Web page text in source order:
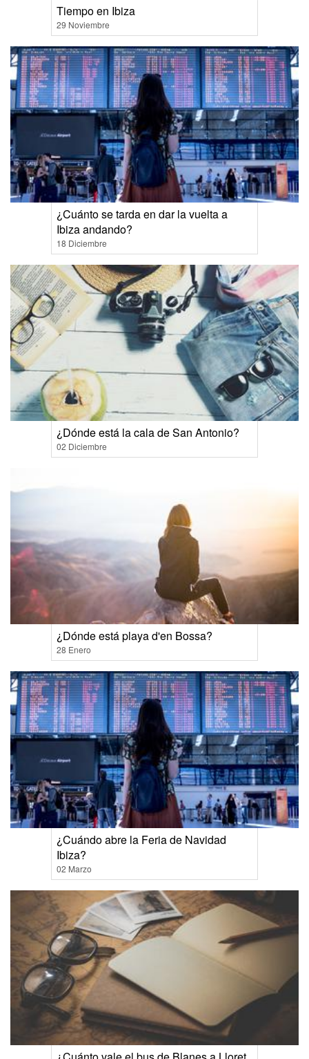
Tiempo en Ibiza
29 Noviembre
¿Cuánto se tarda en dar la vuelta a
Ibiza andando?
18 Diciembre
¿Dónde está la cala de San Antonio?
02 Diciembre
¿Dónde está playa d'en Bossa?
28 Enero
¿Cuándo abre la Feria de Navidad
Ibiza?
02 Marzo